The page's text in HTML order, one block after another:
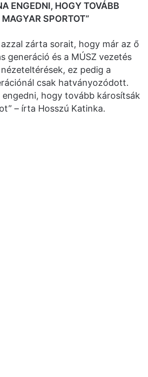
ENGEDNI, HOGY TOVÁBB
SPORTOT”
zárta sorait, hogy már az ő
generáció és a MÚSZ vezetés
ez pedig a
csak hatványozódott.
engedni, hogy tovább károsítsák
– írta Hosszú Katinka.